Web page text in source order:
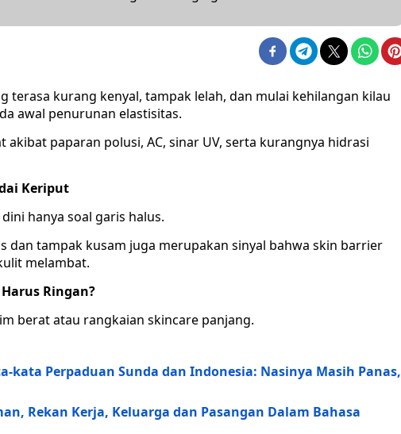
terasa kurang kenyal, tampak lelah, dan mulai kehilangan kilau
awal penurunan elastisitas.
akibat paparan polusi, AC, sinar UV, serta kurangnya hidrasi
Keriput
hanya soal garis halus.
dan tampak kusam juga merupakan sinyal bahwa skin barrier
melambat.
Ringan?
berat atau rangkaian skincare panjang.
kata Perpaduan Sunda dan Indonesia: Nasinya Masih Panas,
Rekan Kerja, Keluarga dan Pasangan Dalam Bahasa